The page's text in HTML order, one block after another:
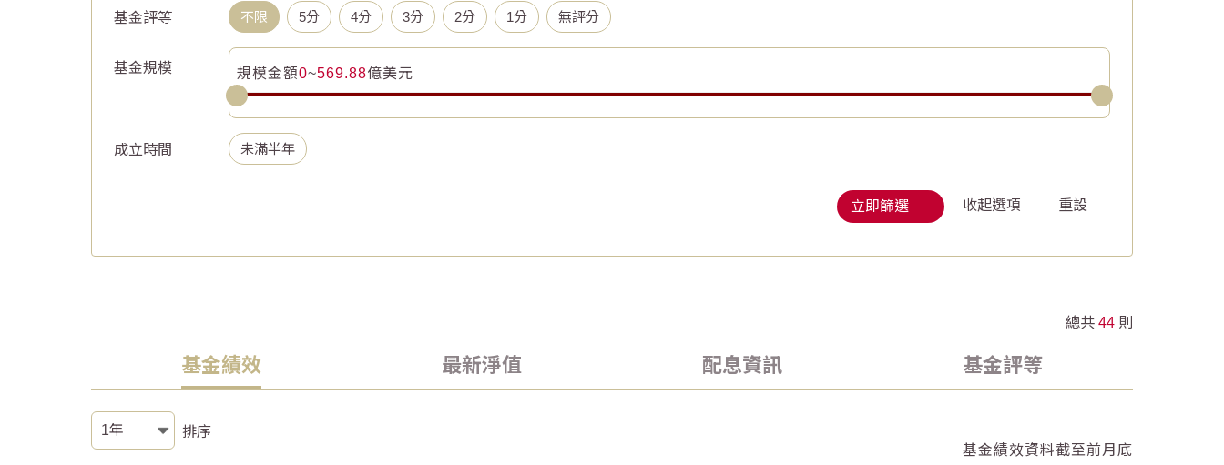
基金評等 不限 5分 4分 3分 2分 1分 無評分
基金規模 規模金額0~569.88億美元
成立時間 未滿半年
立即篩選 重設
總共 44 則
基金績效 最新淨值 配息資訊 基金評等
排序
基金績效資料截至前月底